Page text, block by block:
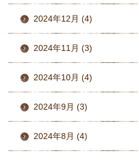
2024年12月 (4)
2024年11月 (3)
2024年10月 (4)
2024年9月 (3)
2024年8月 (4)